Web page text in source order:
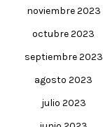
noviembre 2023
octubre 2023
septiembre 2023
agosto 2023
julio 2023